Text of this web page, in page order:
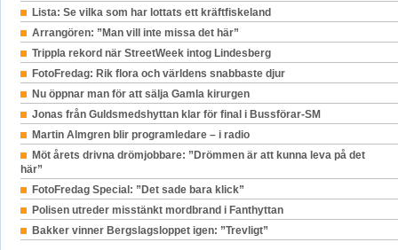
Lista: Se vilka som har lottats ett kräftfiskeland
Arrangören: ”Man vill inte missa det här”
Trippla rekord när StreetWeek intog Lindesberg
FotoFredag: Rik flora och världens snabbaste djur
Nu öppnar man för att sälja Gamla kirurgen
Jonas från Guldsmedshyttan klar för final i Bussförar-SM
Martin Almgren blir programledare – i radio
Möt årets drivna drömjobbare: ”Drömmen är att kunna leva på det
här”
FotoFredag Special: ”Det sade bara klick”
Polisen utreder misstänkt mordbrand i Fanthyttan
Bakker vinner Bergslagsloppet igen: ”Trevligt”